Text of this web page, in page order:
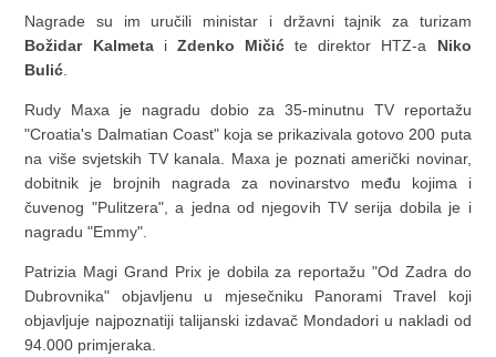
Nagrade su im uručili ministar i državni tajnik za turizam
Božidar Kalmetai Zdenko Mičić te direktor HTZ-a Niko
Bulić
Rudy Maxa je nagradu dobio za 35-minutnu TV reportažu
"Croatia's Dalmatian Coast" koja se prikazivala gotovo 200 puta
na više svjetskih TV kanala. Maxa je poznati američki novinar,
dobitnik je brojnih nagrada za novinarstvo među kojima i
čuvenog "Pulitzera", a jedna od njegovih TV serija dobila je i
nagradu "Emmy".
Patrizia Magi Grand Prix je dobila za reportažu "Od Zadra do
Dubrovnika" objavljenu u mjesečniku Panorami Travel koji
objavljuje najpoznatiji talijanski izdavač Mondadori u nakladi od
94.000 primjeraka.